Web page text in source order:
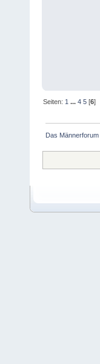
Seiten: 1 ...4 5 [6]
Das Männerforum